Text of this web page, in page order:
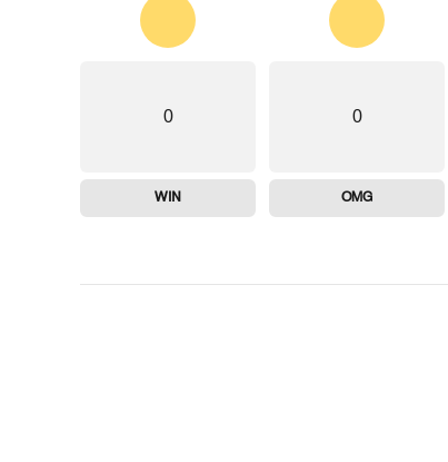
0
OMG
0
WIN